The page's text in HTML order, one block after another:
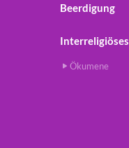
Beerdigung
Interreligiöses
Ökumene